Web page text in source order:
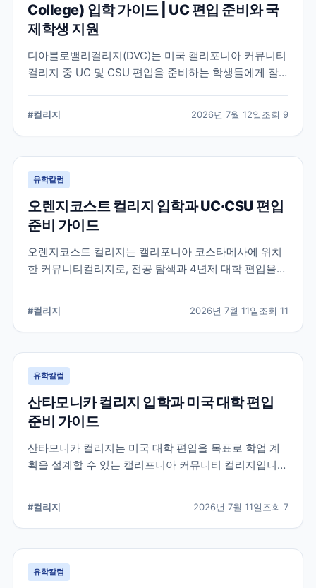
College) 입학 가이드 | UC 편입 준비와 국
제학생 지원
디아블로밸리컬리지(DVC)는 미국 캘리포니아 커뮤니티
컬리지 중 UC 및 CSU 편입을 준비하는 학생들에게 잘
정리했습니다.
#컬리지 2026년 7월 12일조회 9
유학칼럼
오렌지코스트 컬리지 입학과 UC·CSU 편입
준비 가이드
오렌지코스트 컬리지는 캘리포니아 코스타메사에 위치
한 커뮤니티컬리지로, 전공 탐색과 4년제 대학 편입을
#컬리지 2026년 7월 11일조회 11
유학칼럼
산타모니카 컬리지 입학과 미국 대학 편입
준비 가이드
산타모니카 컬리지는 미국 대학 편입을 목표로 학업 계
획을 설계할 수 있는 캘리포니아 커뮤니티 컬리지입니
#컬리지 2026년 7월 11일조회 7
유학칼럼